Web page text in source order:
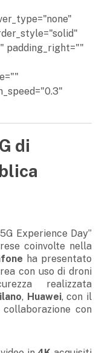
padding_right=""
di
Experience Day”
coinvolte nella
ha presentato
con uso di droni
realizzata
, Huawei, con il
con